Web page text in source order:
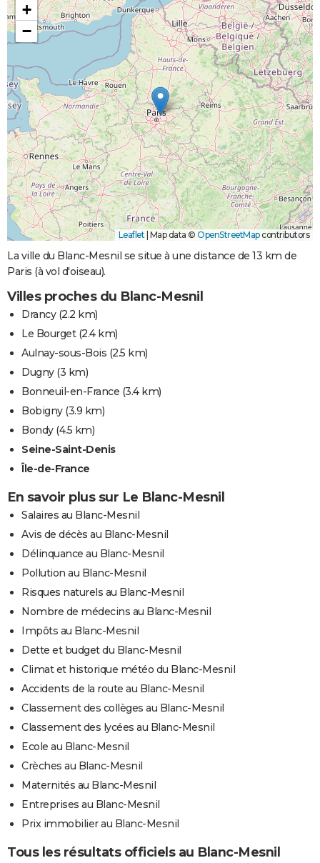
+
−
Leaflet Map data © OpenStreetMapcontributors
La ville du Blanc-Mesnil se situe à une distance de 13 km de
Paris (à vol d'oiseau).
Villes proches du Blanc-Mesnil
Drancy(2.2 km)
Le Bourget(2.4 km)
Aulnay-sous-Bois (2.5 km)
Dugny(3 km)
Bonneuil-en-France (3.4 km)
Bobigny(3.9 km)
Bondy(4.5 km)
Seine-Saint-Denis
Île-de-France
En savoir plus sur Le Blanc-Mesnil
Salaires au Blanc-Mesnil
Avis de décès au Blanc-Mesnil
Délinquance au Blanc-Mesnil
Pollution au Blanc-Mesnil
Risques naturels au Blanc-Mesnil
Nombre de médecins au Blanc-Mesnil
Impôts au Blanc-Mesnil
Dette et budget du Blanc-Mesnil
Climat et historique météo du Blanc-Mesnil
Accidents de la route au Blanc-Mesnil
Classement des collèges au Blanc-Mesnil
Classement des lycées au Blanc-Mesnil
Ecole au Blanc-Mesnil
Crèches au Blanc-Mesnil
Maternités au Blanc-Mesnil
Entreprises au Blanc-Mesnil
Prix immobilier au Blanc-Mesnil
Tous les résultats officiels au Blanc-Mesnil